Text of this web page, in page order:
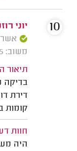
יוני
אשרור: 30/
משוב: 25/06/2025
תיאור
בדיקה
קומות
חוות
היה
10